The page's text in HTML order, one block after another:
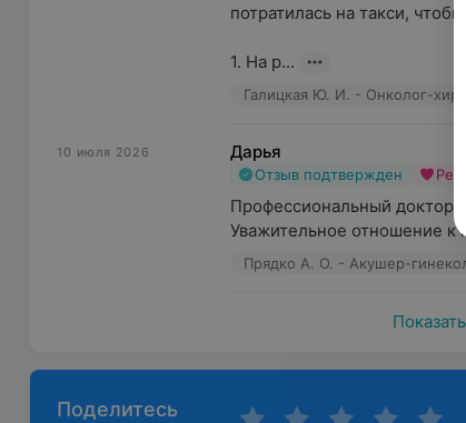
потратилась на такси,
1. На р...
Галицкая Ю. И. - Онколог-
10 июля 2026 Дарья
Отзыв подтвержден
Профессиональный доктор,
Уважительное отношение к
Прядко А. О. - Акушер-
Поделитесь